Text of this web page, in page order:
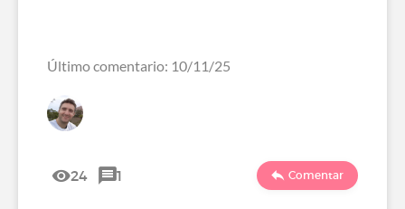
Último comentario: 10/11/25
24 1 Comentar